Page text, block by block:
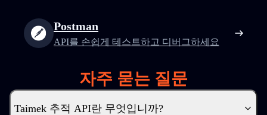
Postman
API를 손쉽게 테스트하고 디버그하세요
자주 묻는 질문
Taimek 추적 API란 무엇입니까?